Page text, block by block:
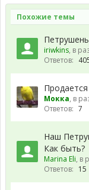
Похожие темы
iriwkins, в
Ответов:
Мокка, в
Ответов: 7
Наш
Как быть?
Marina Eli, в
Ответов: 15